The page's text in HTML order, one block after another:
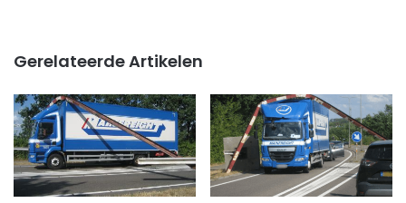
Gerelateerde Artikelen